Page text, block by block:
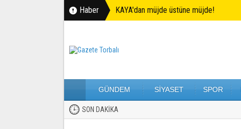
Haber KAYA'dan müjde üstüne müjde!
GÜNDEM SİYASET SPOR
SON DAKİKA